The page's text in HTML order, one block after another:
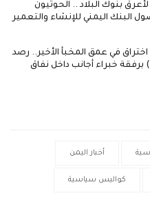
بنوك البلاد .. الحوثيون
البنك اليمني للإنشاء والتعمير
اختراق في عمق المخبأ الأخير.. رصد
برفقة خبراء أجانب داخل نفاق
أخبار اليمن
كواليس سياسية